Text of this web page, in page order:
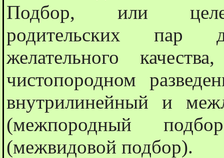
Подбор, или
родительских пар
желательного
чистопородном
внутрилинейный и
(межпородный
(межвидовой подбор).